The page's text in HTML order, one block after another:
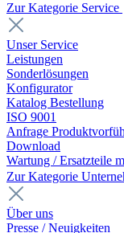
Zur Kategorie Service
Unser Service
Leistungen
Sonderlösungen
Konfigurator
Katalog Bestellung
ISO 9001
Anfrage
Download
Wartung / Ersatzteile
Zur Kategorie
Über uns
Presse / Neuigkeiten